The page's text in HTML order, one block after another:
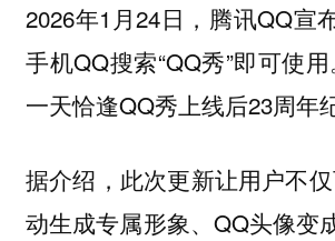
2026年1月24日，腾讯QQ宣
手机QQ搜索“QQ秀”即可使
一天恰逢QQ秀上线后23周年
据介绍，此次更新让用户不
动生成专属形象、QQ头像变